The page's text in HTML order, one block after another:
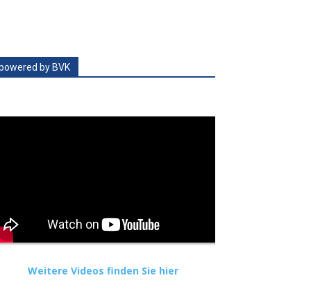
by BVK
Weitere Videos finden Sie hier